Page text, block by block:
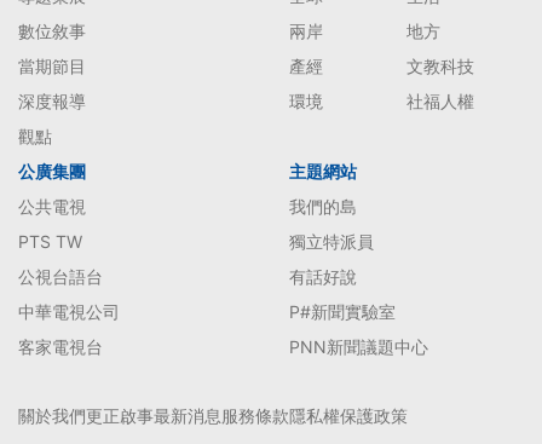
數位敘事
當期節目
深度報導
觀點
兩岸
地方
產經
文教科技
環境
社福人權
公廣集團
公共電視
PTS TW
公視台語台
中華電視公司
客家電視台
主題網站
我們的島
獨立特派員
有話好說
P#新聞實驗室
PNN新聞議題中心
關於我們更正啟事最新消息服務條款隱私權保護政策